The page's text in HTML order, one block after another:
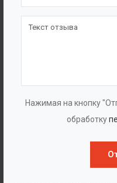
Нажимая на кнопку
обработку
проточной части). Для
В качестве привода
защиты IP68.